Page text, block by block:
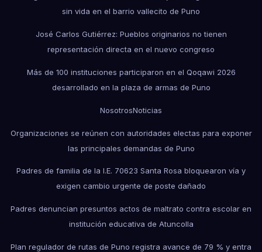
sin vida en el barrio vallecito de Puno
José Carlos Gutiérrez: Pueblos originarios no tienen
representación directa en el nuevo congreso
Más de 100 instituciones participaron en el Qoqawi 2026
desarrollado en la plaza de armas de Puno
NosotrosNoticias
Organizaciones se reúnen con autoridades electas para exponer
las principales demandas de Puno
Padres de familia de la I.E. 70623 Santa Rosa bloquearon vía y
exigen cambio urgente de poste dañado
Padres denuncian presuntos actos de maltrato contra escolar en
institución educativa de Atuncolla
Plan regulador de rutas de Puno registra avance de 79 % y entra